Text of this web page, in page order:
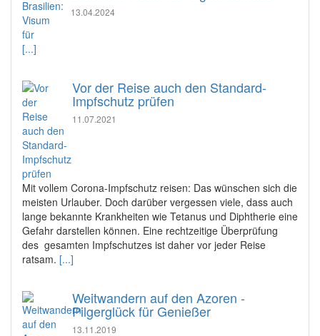
13.04.2024
[...]
Vor der Reise auch den Standard-
Impfschutz prüfen
11.07.2021
Mit vollem Corona-Impfschutz reisen: Das wünschen sich die
meisten Urlauber. Doch darüber vergessen viele, dass auch
lange bekannte Krankheiten wie Tetanus und Diphtherie eine
Gefahr darstellen können. Eine rechtzeitige Überprüfung
des gesamten Impfschutzes ist daher vor jeder Reise
ratsam. [...]
Weitwandern auf den Azoren -
Pilgerglück für Genießer
13.11.2019